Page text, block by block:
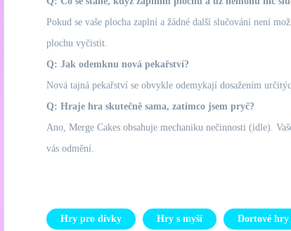
Pokud se vaše plocha zaplní a žádné další slučování není
plochu vyčistit.
Q: Jak odemknu nová pekařství?
Nová tajná pekařství se obvykle odemykají dosažením
Q: Hraje hra skutečně sama, zatímco jsem pryč?
Ano, Merge Cakes obsahuje mechaniku nečinnosti (idle).
vás odmění.
Hry pro dívky Hry s myší Dortové hry